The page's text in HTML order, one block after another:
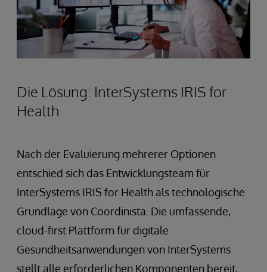
Die Lösung: InterSystems IRIS for
Health
Nach der Evaluierung mehrerer Optionen
entschied sich das Entwicklungsteam für
InterSystems IRIS for Health als technologische
Grundlage von Coordinista. Die umfassende,
cloud-first Plattform für digitale
Gesundheitsanwendungen von InterSystems
stellt alle erforderlichen Komponenten bereit,